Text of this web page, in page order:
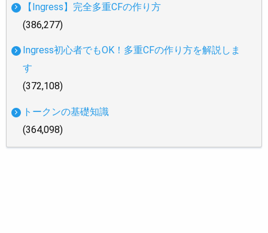
【Ingress】完全多重CFの作り方
(386,277)
Ingress初心者でもOK！多重CFの作り方を解説しま
す
(372,108)
トークンの基礎知識
(364,098)